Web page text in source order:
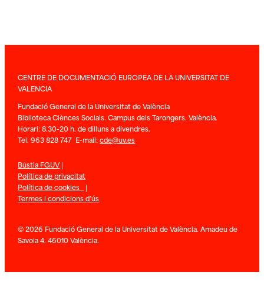
CENTRE DE DOCUMENTACIÓ EUROPEA DE LA UNIVERSITAT DE
VALENCIA
Fundació General de la Universitat de València
Biblioteca Ciènces Socials. Campus dels Tarongers. València.
Horari: 8.30-20 h. de dilluns a divendres.
Tel. 963 828 747 E-mail:cde@uv.es
Bústia FGUV|
Política de privacitat
Política de cookies |
Termes i condicions d’ús
© 2026 Fundació General de la Universitat de València. Amadeu de
Savoia 4. 46010 València.